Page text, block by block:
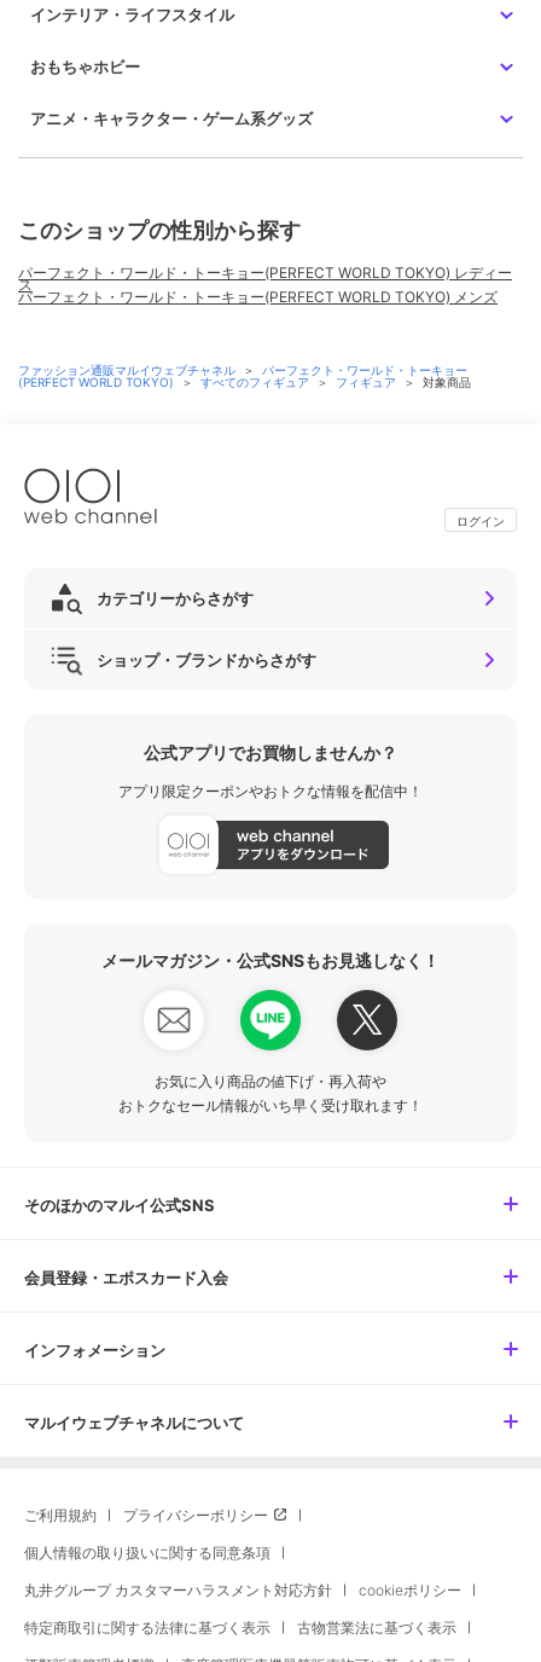
インテリア・ライフスタイル
おもちゃホビー
アニメ・キャラクター・ゲーム系グッズ
このショップの性別から探す
パーフェクト・ワールド・トーキョー(PERFECT WORLD TOKYO) レディー
ス
パーフェクト・ワールド・トーキョー(PERFECT WORLD TOKYO) メンズ
ファッション通販マルイウェブチャネル ＞
パーフェクト・ワールド・トーキョー
(PERFECT WORLD TOKYO)
＞ すべてのフィギュア ＞ フィギュア ＞ 対象商品
ログイン
カテゴリーからさがす
ショップ・ブランドからさがす
公式アプリでお買物しませんか？
アプリ限定クーポンやおトクな情報を配信中！
メールマガジン・公式SNSもお見逃しなく！
お気に入り商品の値下げ・再入荷や
おトクなセール情報がいち早く受け取れます！
そのほかのマルイ公式SNS
会員登録・エポスカード入会
インフォメーション
マルイウェブチャネルについて
ご利用規約 プライバシーポリシー
個人情報の取り扱いに関する同意条項
丸井グループ カスタマーハラスメント対応方針 cookieポリシー
特定商取引に関する法律に基づく表示 古物営業法に基づく表示